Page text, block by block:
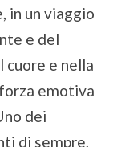
in un viaggio
e del
cuore e nella
emotiva
dei
di sempre,